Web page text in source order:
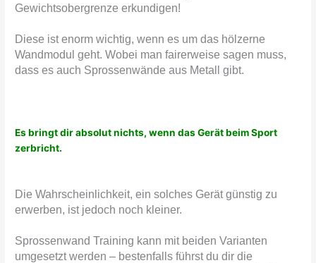
Gewichtsobergrenze erkundigen!
Diese ist enorm wichtig, wenn es um das hölzerne
Wandmodul geht. Wobei man fairerweise sagen muss,
dass es auch Sprossenwände aus Metall gibt.
Es bringt dir absolut nichts, wenn das Gerät beim Sport
zerbricht.
Die Wahrscheinlichkeit, ein solches Gerät günstig zu
erwerben, ist jedoch noch kleiner.
Sprossenwand Training kann mit beiden Varianten
umgesetzt werden – bestenfalls führst du dir die